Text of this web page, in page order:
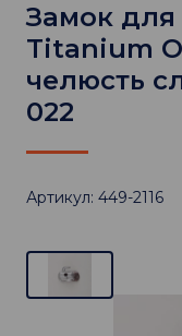
Замок для
Titanium
челюсть
022
Артикул: 449-2116